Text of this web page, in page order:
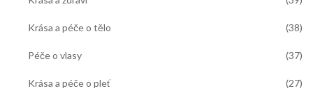
Krása a péče o tělo (38)
Péče o vlasy (37)
Krása a péče o pleť (27)